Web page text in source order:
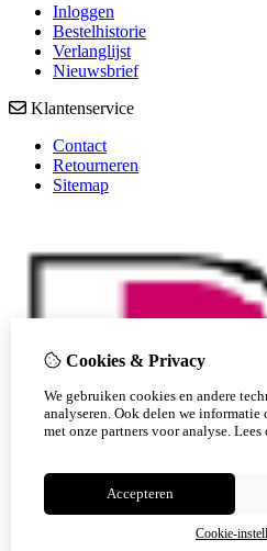
Inloggen
Bestelhistorie
Verlanglijst
Nieuwsbrief
Klantenservice
Contact
Retourneren
Sitemap
Cookies & Privacy
We gebruiken cookies en andere
analyseren. Ook delen we
met onze partners voor analyse. Lees
Accepteren
Cookie-